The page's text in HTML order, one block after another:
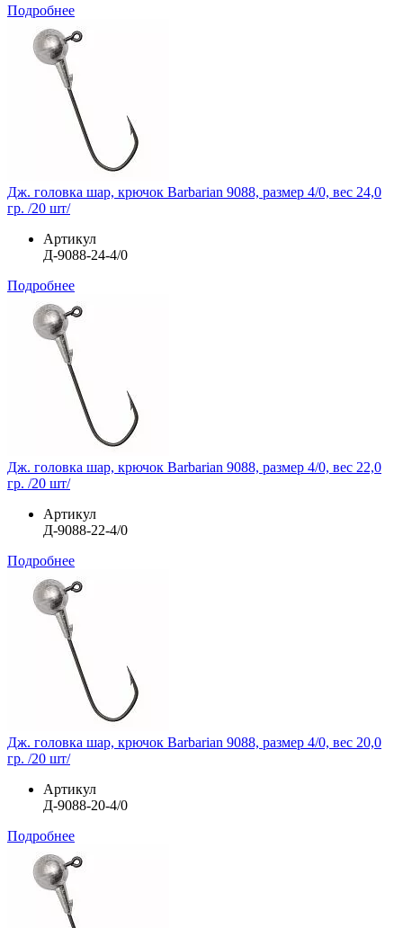
Подробнее
Дж. головка шар, крючок Barbarian 9088, размер 4/0, вес 24,0
гр. /20 шт/
Артикул
Д-9088-24-4/0
Подробнее
Дж. головка шар, крючок Barbarian 9088, размер 4/0, вес 22,0
гр. /20 шт/
Артикул
Д-9088-22-4/0
Подробнее
Дж. головка шар, крючок Barbarian 9088, размер 4/0, вес 20,0
гр. /20 шт/
Артикул
Д-9088-20-4/0
Подробнее